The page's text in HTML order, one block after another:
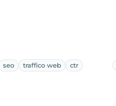
seo traffico web ctr